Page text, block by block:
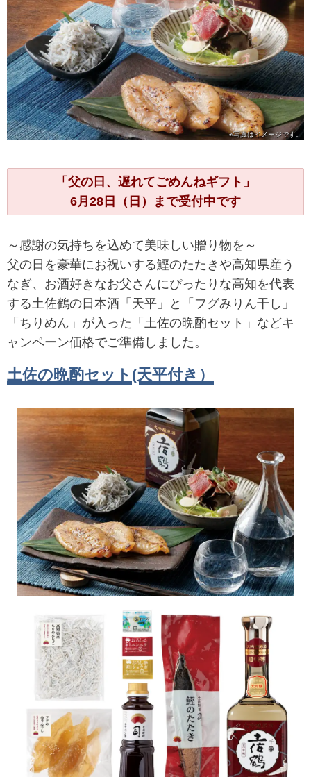
※写真はイメージです。
「父の日、遅れてごめんねギフト」
6月28日（日）まで受付中です
～感謝の気持ちを込めて美味しい贈り物を～
父の日を豪華にお祝いする鰹のたたきや高知県産う
なぎ、お酒好きなお父さんにぴったりな高知を代表
する土佐鶴の日本酒「天平」と「フグみりん干し」
「ちりめん」が入った「土佐の晩酌セット」などキ
ャンペーン価格でご準備しました。
土佐の晩酌セット(天平付き）